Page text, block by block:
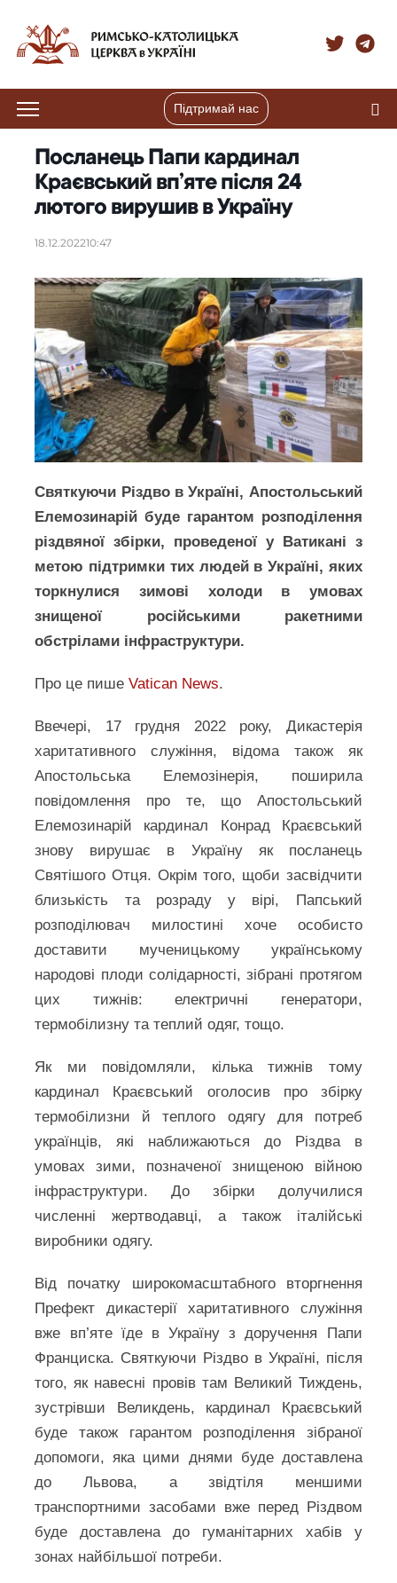
Підтримай нас
Посланець Папи кардинал
Краєвський вп’яте після 24
лютого вирушив в Україну
18.12.202210:47
Святкуючи Різдво в Україні, Апостольський
Елемозинарій буде гарантом розподілення
різдвяної збірки, проведеної у Ватикані з
метою підтримки тих людей в Україні, яких
торкнулися зимові холоди в умовах
знищеної російськими ракетними
обстрілами інфраструктури.
Про це пишеVatican News.
Ввечері, 17 грудня 2022 року, Дикастерія
харитативного служіння, відома також як
Апостольська Елемозінерія, поширила
повідомлення про те, що Апостольський
Елемозинарій кардинал Конрад Краєвський
знову вирушає в Україну як посланець
Святішого Отця. Окрім того, щоби засвідчити
близькість та розраду у вірі, Папський
розподілювач милостині хоче особисто
доставити мученицькому українському
народові плоди солідарності, зібрані протягом
цих тижнів: електричні генератори,
термобілизну та теплий одяг, тощо.
Як ми повідомляли, кілька тижнів тому
кардинал Краєвський оголосив про збірку
термобілизни й теплого одягу для потреб
українців, які наближаються до Різдва в
умовах зими, позначеної знищеною війною
інфраструктури. До збірки долучилися
численні жертводавці, а також італійські
виробники одягу.
Від початку широкомасштабного вторгнення
Префект дикастерії харитативного служіння
вже вп’яте їде в Україну з доручення Папи
Франциска. Святкуючи Різдво в Україні, після
того, як навесні провів там Великий Тиждень,
зустрівши Великдень, кардинал Краєвський
буде також гарантом розподілення зібраної
допомоги, яка цими днями буде доставлена
до Львова, а звідтіля меншими
транспортними засобами вже перед Різдвом
буде доставлена до гуманітарних хабів у
зонах найбільшої потреби.